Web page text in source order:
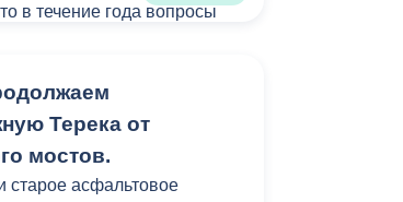
в течение года вопросы
14.00) по адресу: ул.
иметь паспорт,
прописку или временную
Терека от
мостов.
старое асфальтовое